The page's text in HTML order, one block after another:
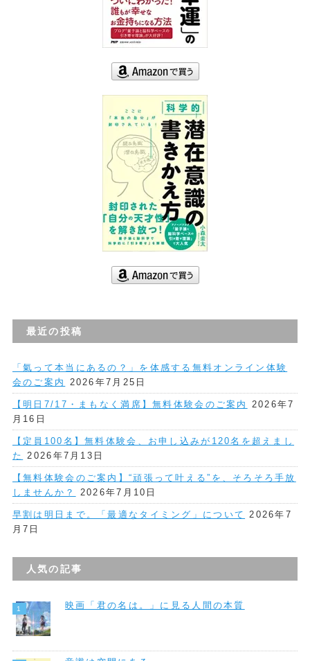
最近の投稿
「氣って本当にあるの？」を体感する無料オンライン体験
会のご案内
2026年7月25日
【明日7/17・まもなく満席】無料体験会のご案内
2026年7
月16日
【定員100名】無料体験会、お申し込みが120名を超えまし
た
2026年7月13日
【無料体験会のご案内】“頑張って叶える”を、そろそろ手放
しませんか？
2026年7月10日
早割は明日まで。「最適なタイミング」について
2026年7
月7日
人気の記事
映画「君の名は。」に見る人間の本質